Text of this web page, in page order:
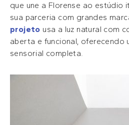
que une a Florense ao estúdio
sua parceria com grandes
projeto usa a luz natural com
aberta e funcional, oferecendo
sensorial completa.